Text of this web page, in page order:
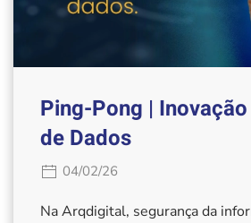
Ping-Pong |
de Dados
04/02/26
Na Arqdigital, segurança da